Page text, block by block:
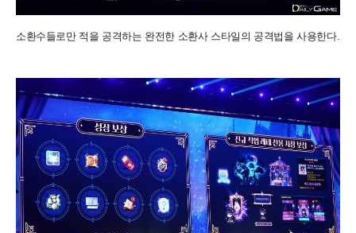
소환수들로만 적을 공격하는 완전한 소환사 스타일의 공격법을 사용한다.